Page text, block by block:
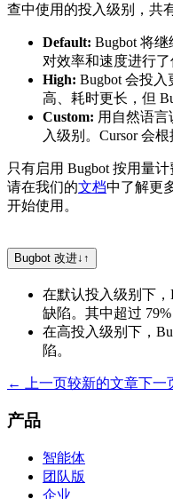
查中使用的投入级别，共
Default: Bugbot 将
对效率和速度进行了
High: Bugbot 会投
高、耗时更长，但
Custom: 用自然语言
入级别。Cursor 会
只有启用 Bugbot 按用量
请在我们的文档中了解更
开始使用。
Bugbot 改进↓ ↑
在默认投入级别下，
缺陷。其中超过
在高投入级别下，
陷。
← 上一页较新的文章下一
产品
智能体
团队版
企业